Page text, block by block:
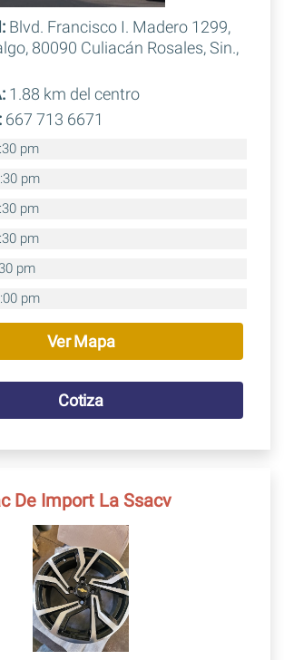
Blvd. Francisco I. Madero 1299,
80090 Culiacán Rosales, Sin.,
1.88 km del centro
667 713 6671
pm
pm
pm
pm
pm
pm
Ver Mapa
Cotiza
De Import La Ssacv